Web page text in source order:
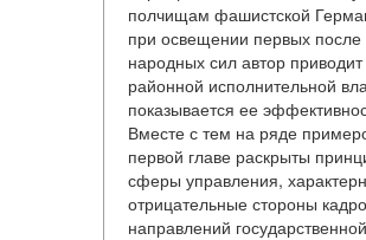
полчищам фашистской
при освещении первых после
народных сил автор
районной исполнительной
показывается ее
Вместе с тем на ряде
первой главе раскрыты
сферы управления,
отрицательные стороны
направлений